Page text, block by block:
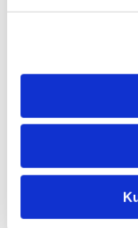
(chorus)
Its [D]bound to
[A]Theres a
[D]I hear
[D]I know the